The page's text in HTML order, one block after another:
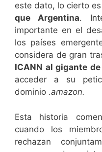
este dato, lo cierto es
que Argentina.
importante en el
los países
considera de gran
ICANN al gigante
acceder a su
dominio .amazon.
Esta historia
cuando los
rechazan